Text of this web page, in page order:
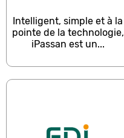
Intelligent, simple et à la
pointe de la technologie,
iPassan est un...